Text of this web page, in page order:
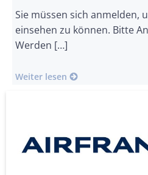
Sie müssen sich anmelden,
einsehen zu können. Bitte
Werden […]
Weiter lesen